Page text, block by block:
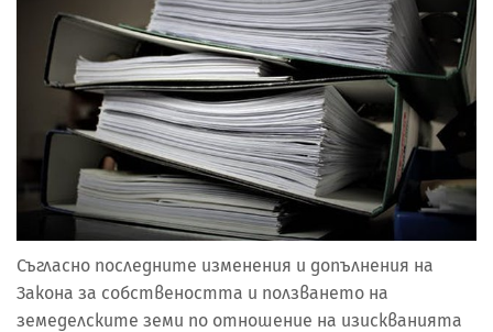
Съгласно последните изменения и допълнения на
Закона за собствеността и ползването на
земеделските земи по отношение на изискванията